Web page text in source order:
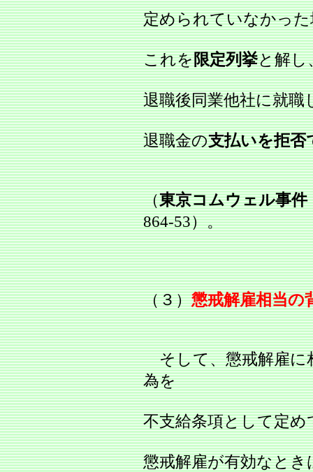
定められていなかっ
これを限定列挙と解し
退職後同業他社に就職
退職金の支払いを拒否
（東京コムウェル事件
864‐53）。
（３）懲戒解雇相当の
そして、懲戒解雇に
為を
不支給条項として定め
懲戒解雇が有効なとき